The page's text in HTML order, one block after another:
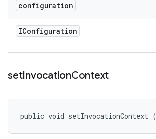
configuration
IConfiguration
setInvocationContext
public void setInvocationContext (